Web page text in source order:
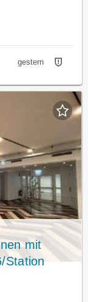
gestern
mit
Station